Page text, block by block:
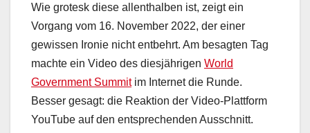
Wie grotesk diese allenthalben ist, zeigt ein
Vorgang vom 16. November 2022, der einer
gewissen Ironie nicht entbehrt. Am besagten Tag
machte ein Video des diesjährigen World
Government Summitim Internet die Runde.
Besser gesagt: die Reaktion der Video-Plattform
YouTube auf den entsprechenden Ausschnitt.